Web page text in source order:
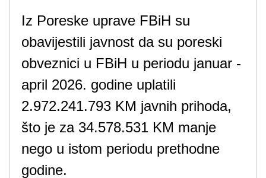
Iz Poreske uprave FBiH su
obavijestili javnost da su poreski
obveznici u FBiH u periodu januar -
april 2026. godine uplatili
2.972.241.793 KM javnih prihoda,
što je za 34.578.531 KM manje
nego u istom periodu prethodne
godine.